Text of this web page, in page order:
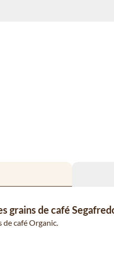
grains de café
de café Organic.